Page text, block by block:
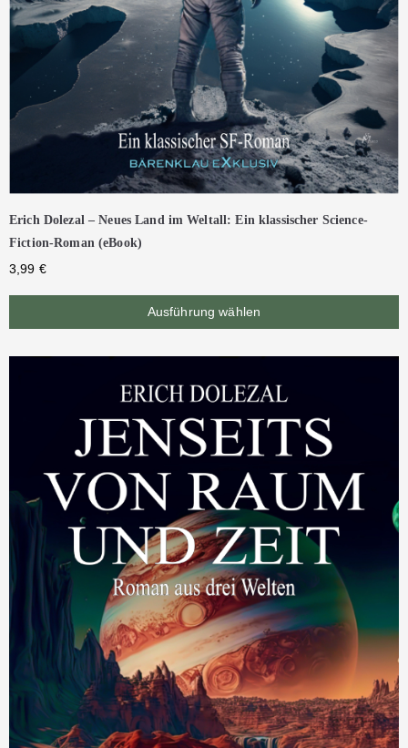
Erich Dolezal – Neues Land im Weltall: Ein klassischer Science-
Fiction-Roman (eBook)
3,99 €
Ausführung wählen